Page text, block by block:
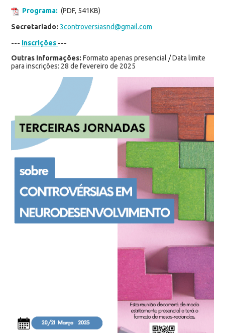
Programa: (PDF, 541KB)
Secretariado: 3controversiasnd@gmail.com
--- Inscrições ---
Outras Informações: Formato apenas presencial / Data limite
para inscrições: 28 de fevereiro de 2025